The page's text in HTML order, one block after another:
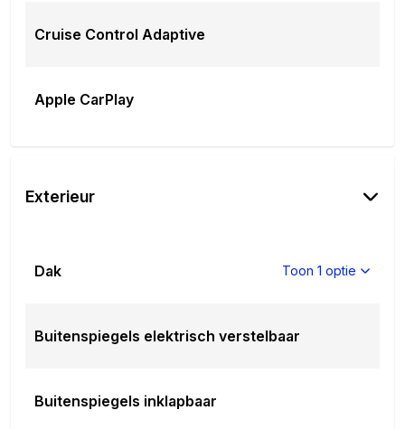
Cruise Control Adaptive
Apple CarPlay
Exterieur
Dak Toon 1 optie
Buitenspiegels elektrisch verstelbaar
Buitenspiegels inklapbaar